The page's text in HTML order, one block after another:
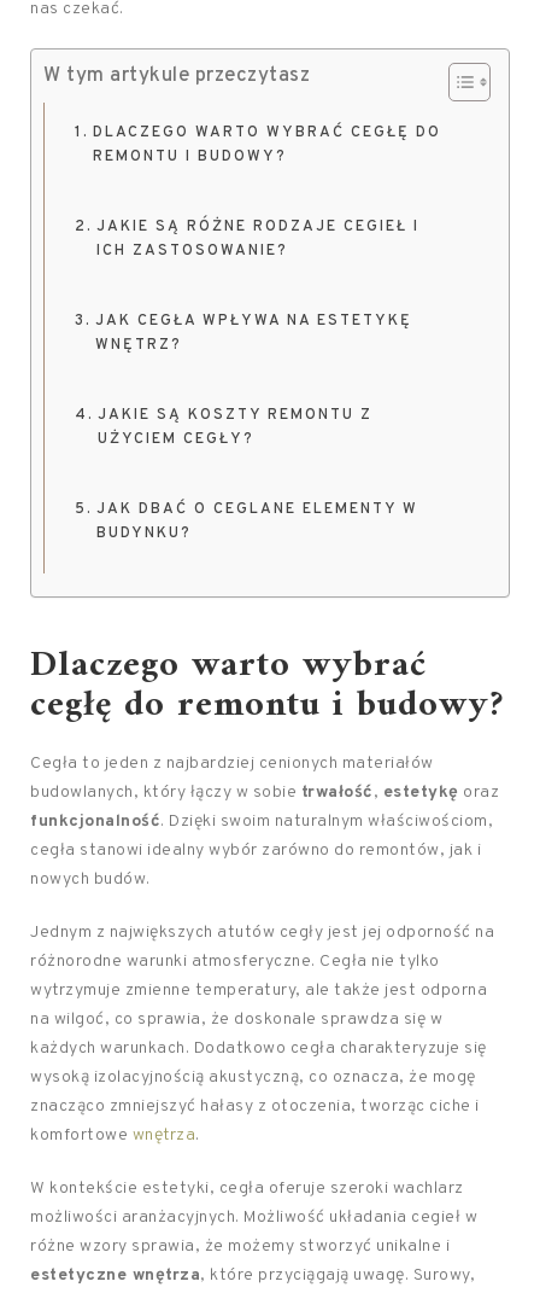
nas czekać.
W tym artykule przeczytasz
DLACZEGO WARTO WYBRAĆ CEGŁĘ DO
REMONTU I BUDOWY?
JAKIE SĄ RÓŻNE RODZAJE CEGIEŁ I
ICH ZASTOSOWANIE?
JAK CEGŁA WPŁYWA NA ESTETYKĘ
WNĘTRZ?
JAKIE SĄ KOSZTY REMONTU Z
UŻYCIEM CEGŁY?
JAK DBAĆ O CEGLANE ELEMENTY W
BUDYNKU?
Dlaczego warto wybrać
cegłę do remontu i budowy?
Cegła to jeden z najbardziej cenionych materiałów
budowlanych, który łączy w sobie trwałość, estetykę oraz
funkcjonalność. Dzięki swoim naturalnym właściwościom,
cegła stanowi idealny wybór zarówno do remontów, jak i
nowych budów.
Jednym z największych atutów cegły jest jej odporność na
różnorodne warunki atmosferyczne. Cegła nie tylko
wytrzymuje zmienne temperatury, ale także jest odporna
na wilgoć, co sprawia, że doskonale sprawdza się w
każdych warunkach. Dodatkowo cegła charakteryzuje się
wysoką izolacyjnością akustyczną, co oznacza, że mogę
znacząco zmniejszyć hałasy z otoczenia, tworząc ciche i
komfortowe wnętrza.
W kontekście estetyki, cegła oferuje szeroki wachlarz
możliwości aranżacyjnych. Możliwość układania cegieł w
różne wzory sprawia, że możemy stworzyć unikalne i
estetyczne wnętrza, które przyciągają uwagę. Surowy,